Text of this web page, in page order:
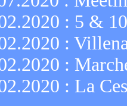
: 5 &
:
:
: La